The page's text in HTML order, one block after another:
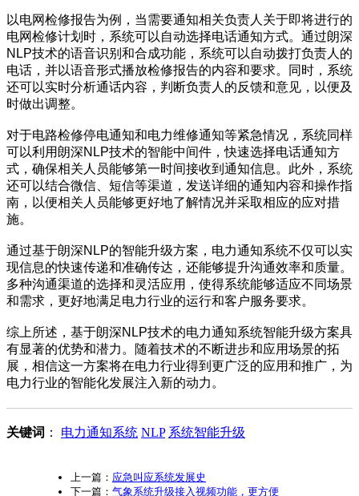
以电网检修报告为例，当需要通知相关负责人关于即将进行的
电网检修计划时，系统可以自动选择电话通知方式。通过朗深
NLP技术的语音识别和合成功能，系统可以自动拨打负责人的
电话，并以语音形式播放检修报告的内容和要求。同时，系统
还可以实时分析通话内容，判断负责人的反馈和意见，以便及
时做出调整。
对于电路检修停电通知和电力维修通知等紧急情况，系统同样
可以利用朗深NLP技术的智能中间件，快速选择电话通知方
式，确保相关人员能够第一时间接收到通知信息。此外，系统
还可以结合微信、短信等渠道，发送详细的通知内容和操作指
南，以便相关人员能够更好地了解情况并采取相应的应对措
施。
通过基于朗深NLP的智能升级方案，电力通知系统不仅可以实
现信息的快速传递和准确传达，还能够提升沟通效率和质量。
多种沟通渠道的选择和灵活应用，使得系统能够适应不同场景
和需求，更好地满足电力行业的运行和客户服务要求。
综上所述，基于朗深NLP技术的电力通知系统智能升级方案具
有显著的优势和潜力。随着技术的不断进步和应用场景的拓
展，相信这一方案将在电力行业得到更广泛的应用和推广，为
电力行业的智能化发展注入新的动力。
关键词 ： 电力通知系统 NLP 系统智能升级
上一篇： 应急叫应系统发展史
下一篇： 气象系统升级接入视频功能，更方便